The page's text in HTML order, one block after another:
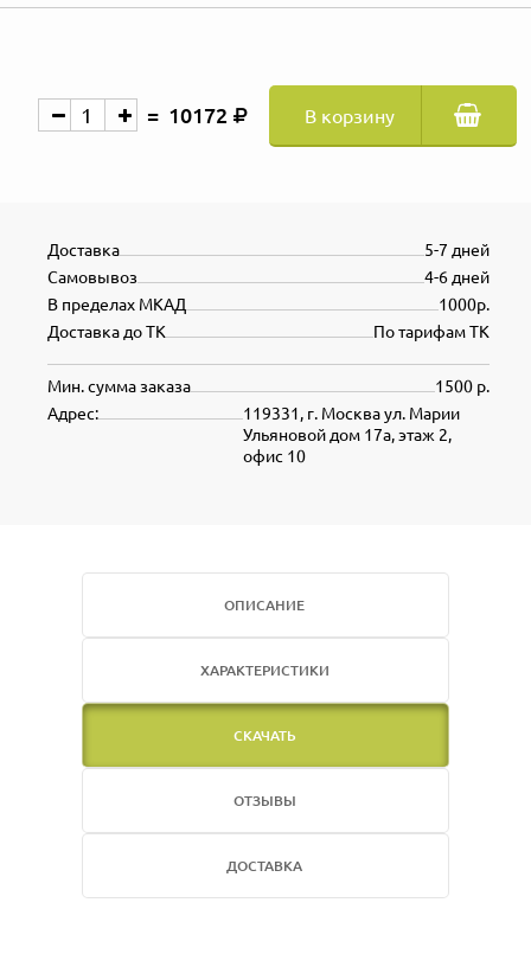
10172 В корзину
5-7 дней
Доставка
4-6 дней
Самовывоз
1000р.
В пределах МКАД
По тарифам ТК
Доставка до ТК
1500 р.
Мин. сумма заказа
119331, г. Москва ул. Марии
Ульяновой дом 17а, этаж 2,
офис 10
Адрес:
ОПИСАНИЕ
ХАРАКТЕРИСТИКИ
СКАЧАТЬ
ОТЗЫВЫ
ДОСТАВКА